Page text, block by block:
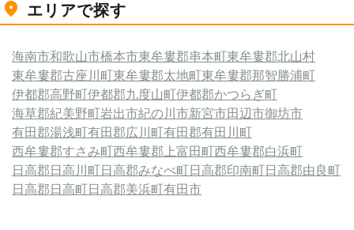
エリアで探す
海南市和歌山市橋本市東牟婁郡串本町東牟婁郡北山村
東牟婁郡古座川町東牟婁郡太地町東牟婁郡那智勝浦町
伊都郡高野町伊都郡九度山町伊都郡かつらぎ町
海草郡紀美野町岩出市紀の川市新宮市田辺市御坊市
有田郡湯浅町有田郡広川町有田郡有田川町
西牟婁郡すさみ町西牟婁郡上富田町西牟婁郡白浜町
日高郡日高川町日高郡みなべ町日高郡印南町日高郡由良町
日高郡日高町日高郡美浜町有田市